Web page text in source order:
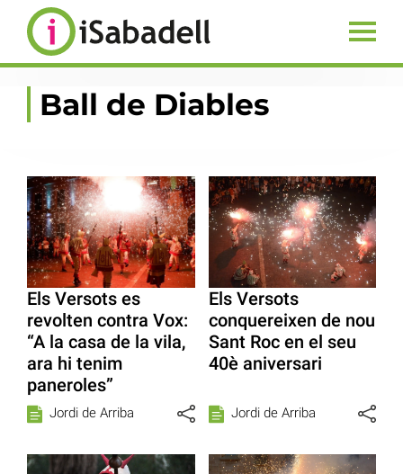
Ball de Diables
Els Versots es
revolten contra Vox:
“A la casa de la vila,
ara hi tenim
paneroles”
Jordi de Arriba
Els Versots
conquereixen de nou
Sant Roc en el seu
40è aniversari
Jordi de Arriba